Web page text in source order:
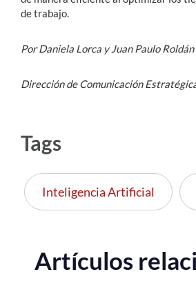
de trabajo.
Por Daniela Lorca y Juan Paulo Roldán
Dirección de Comunicación
Tags
Inteligencia Artificial
Artículos